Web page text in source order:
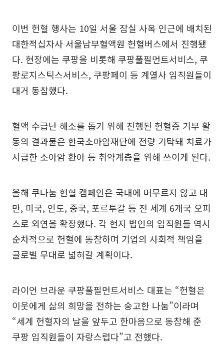
이번 헌혈 행사는 10일 서울 잠실 사옥 인근에 배치된
대한적십자사 서울남부혈액원 헌혈버스에서 진행됐
다. 현장에는 쿠팡을 비롯해 쿠팡풀필먼트서비스, 쿠
팡로지스틱스서비스, 쿠팡페이 등 계열사 임직원들이
대거 동참했다.
혈액 수급난 해소를 돕기 위해 진행된 헌혈증 기부 활
동의 결과물은 한국소아암재단에 전량 기탁돼 치료가
시급한 소아암 환아 등 취약계층을 위해 쓰이게 된다.
올해 쿠나눔 헌혈 캠페인은 국내에 머무르지 않고 대
만, 미국, 인도, 중국, 포르투갈 등 전 세계 6개국 오피
스로 외연을 확장했다. 각 현지 법인의 임직원들 역시
순차적으로 헌혈에 동참하며 기업의 사회적 책임을
글로벌 무대로 넓혀갈 계획이다.
라이언 브라운 쿠팡풀필먼트서비스 대표는 “헌혈은
이웃에게 삶의 희망을 전하는 숭고한 나눔”이라며
“세계 헌혈자의 날을 앞두고 한마음으로 동참해 준
쿠팡 임직원들이 자랑스럽다”고 전했다.